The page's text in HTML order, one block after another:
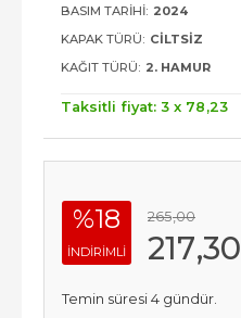
BASIM TARIHI: 2024
KAPAK TÜRÜ: CILTSIZ
KAĞIT TÜRÜ: 2. HAMUR
Taksitli fiyat: 3 x 78 ,23
%18
INDIRIMLI
265,00
217,30
Temin süresi 4 gündür.